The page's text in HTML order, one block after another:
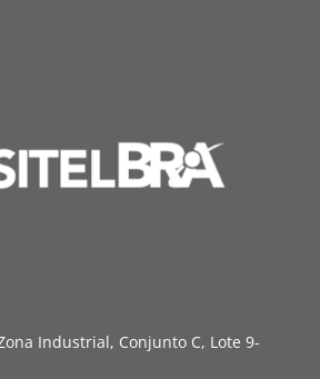
Industrial, Conjunto C, Lote 9-